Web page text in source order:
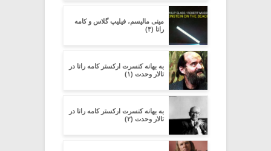
مینی مالیسم، فیلیپ گلاس و کامه
راتا (۴)
به بهانه کنسرت ارکستر کامه راتا در
تالار وحدت (۱)
به بهانه کنسرت ارکستر کامه راتا در
تالار وحدت (۲)